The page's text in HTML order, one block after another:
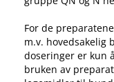
For de
m.v. hovedsakelig
doseringer er kun
bruken av